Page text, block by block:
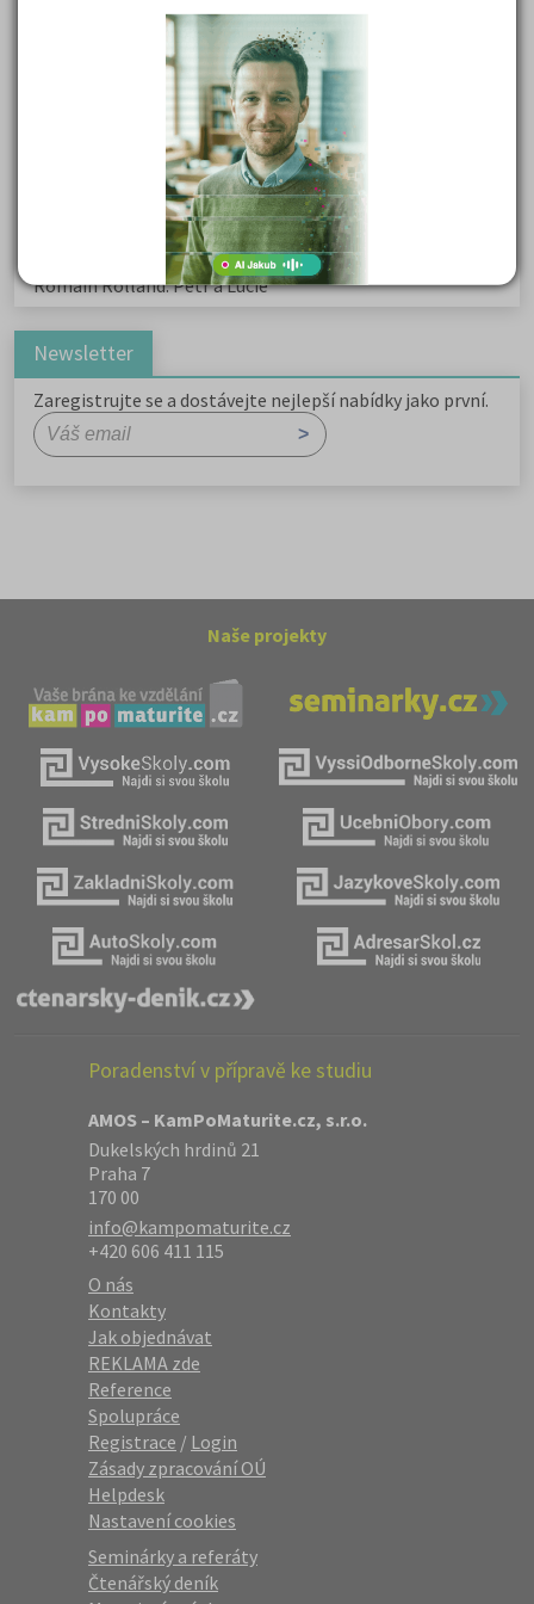
Kritika hry M. L. King v Salesiánském divadle
Důležité reakce organických sloučenin a jejich význam
Zákonitosti v elektronové struktuře
Základní charakteristiky obyvatelstva a geografie sídel
Karel Hynek Mácha: Máj
Karel Havlíček Borovský: Tyrolské elegie
Romain Rolland: Petr a Lucie
Newsletter
Zaregistrujte se a dostávejte nejlepší nabídky jako první.
Naše projekty
Poradenství v přípravě ke studiu
AMOS – KamPoMaturite.cz, s.r.o.
Dukelských hrdinů 21
Praha 7
170 00
info@kampomaturite.cz
+420 606 411 115
O nás
Kontakty
Jak objednávat
REKLAMA zde
Reference
Spolupráce
Registrace / Login
Zásady zpracování OÚ
Helpdesk
Nastavení cookies
Seminárky a referáty
Čtenářský deník